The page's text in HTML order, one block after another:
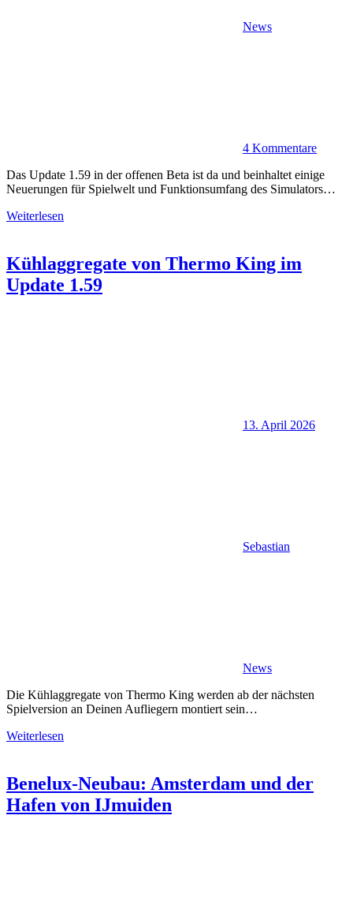
News
4 Kommentare
Das Update 1.59 in der offenen Beta ist da und beinhaltet einige
Neuerungen für Spielwelt und Funktionsumfang des Simulators…
Weiterlesen
Kühlaggregate von Thermo King im
Update 1.59
13. April 2026
Sebastian
News
Die Kühlaggregate von Thermo King werden ab der nächsten
Spielversion an Deinen Aufliegern montiert sein…
Weiterlesen
Benelux-Neubau: Amsterdam und der
Hafen von IJmuiden